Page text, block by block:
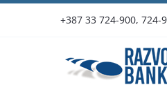
+387 33 724-900, 724-